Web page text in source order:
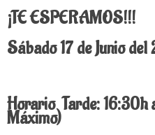
¡TE ESPERAMOS!!!
Sábado 17 de Junio
Horario Tarde: 16:30h
Máximo)